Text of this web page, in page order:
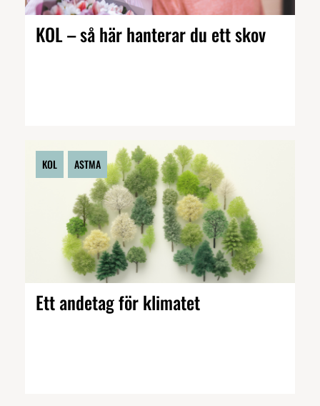
KOL – så här hanterar du ett skov
KOL ASTMA
Ett andetag för klimatet